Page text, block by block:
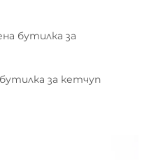
бутилка за
за кетчуп